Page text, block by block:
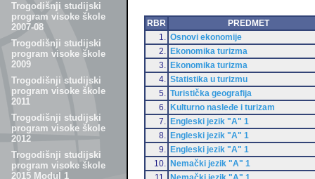
Trogodišnji studijski
program visoke škole
2007-08
Trogodišnji studijski
program visoke škole
2009
Trogodišnji studijski
program visoke škole
2011
Trogodišnji studijski
program visoke škole
2012
Trogodišnji studijski
program visoke škole
2015 Modul 1
RBR
PREDMET
1.
Osnovi ekonomije
2.
Ekonomika turizma
3.
Ekonomika turizma
4.
Statistika u turizmu
5.
Turistička geografija
6.
Kulturno nasleđe i turizam
7.
Engleski jezik "A" 1
8.
Engleski jezik "A" 1
9.
Engleski jezik "A" 1
10.
Nemački jezik "A" 1